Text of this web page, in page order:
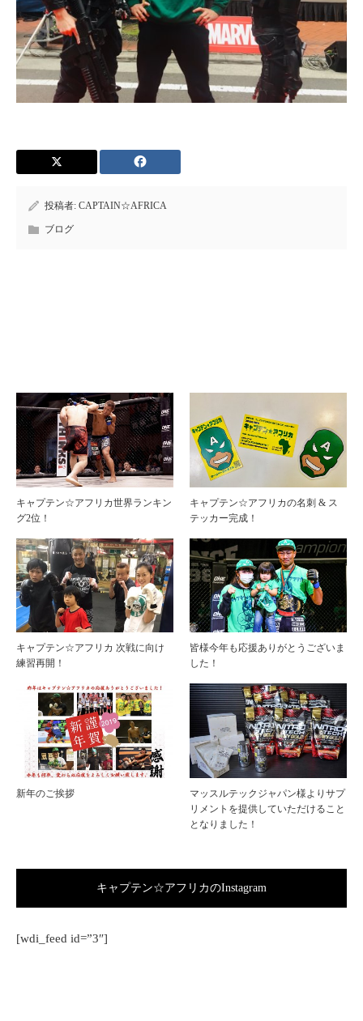
投稿者: CAPTAIN☆AFRICA
ブログ
キャプテン☆アフリカ世界ランキン
グ2位！
キャプテン☆アフリカの名刺 & ス
テッカー完成！
キャプテン☆アフリカ 次戦に向け
練習再開！
皆様今年も応援ありがとうございま
した！
新年のご挨拶
マッスルテックジャパン様よりサプ
リメントを提供していただけること
となりました！
キャプテン☆アフリカのInstagram
[wdi_feed id=”3″]